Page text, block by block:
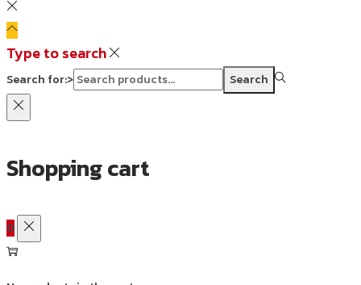
Type to search
Search for:> Search
Shopping cart
0